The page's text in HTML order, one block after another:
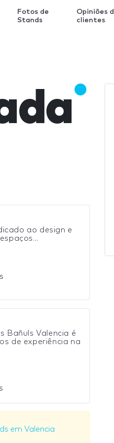
Fotos de
Stands
Opiniões
clientes
ao design e
Bañuls Valencia é
de experiência na
em Valencia